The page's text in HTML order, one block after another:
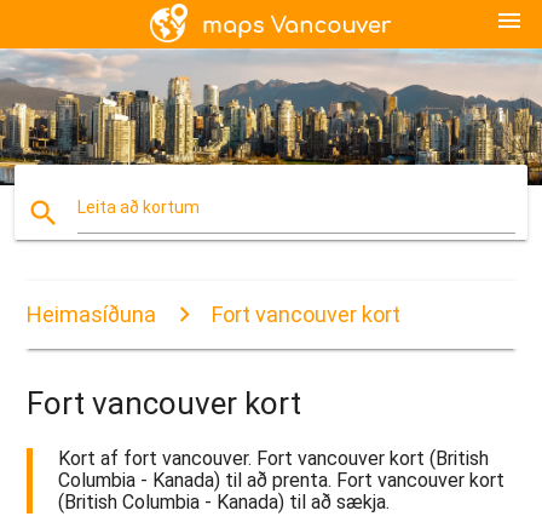
menu
search Leita að kortum
Heimasíðuna Fort vancouver kort
Fort vancouver kort
Kort af fort vancouver. Fort vancouver kort (British
Columbia - Kanada) til að prenta. Fort vancouver kort
(British Columbia - Kanada) til að sækja.